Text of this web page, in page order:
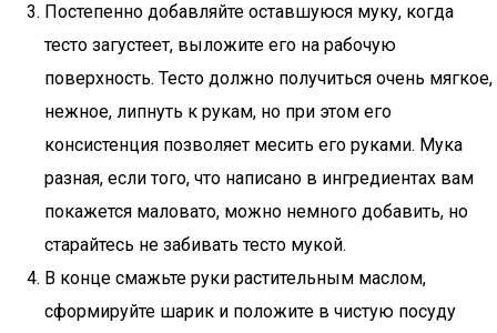
Постепенно добавляйте оставшуюся муку, когда
тесто загустеет, выложите его на рабочую
поверхность. Тесто должно получиться очень мягкое,
нежное, липнуть к рукам, но при этом его
консистенция позволяет месить его руками. Мука
разная, если того, что написано в ингредиентах вам
покажется маловато, можно немного добавить, но
старайтесь не забивать тесто мукой.
В конце смажьте руки растительным маслом,
сформируйте шарик и положите в чистую посуду